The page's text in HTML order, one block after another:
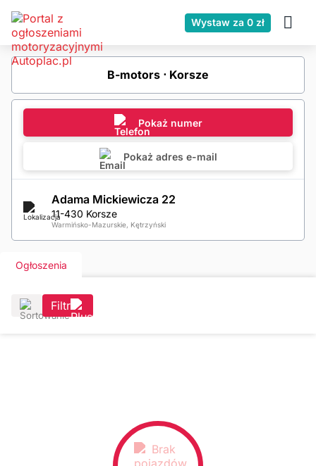
Wystaw za 0 zł
B-motors ⋅ Korsze
Pokaż numer
Pokaż adres e-mail
Adama Mickiewicza 22
11-430 Korsze
Warmińsko-Mazurskie, Kętrzyński
Ogłoszenia
Filtr